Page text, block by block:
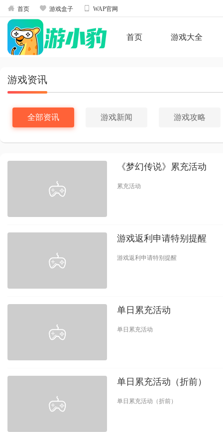
 首页  游戏盒子  WAP官网
首页 游戏大全
游戏资讯
全部资讯 游戏新闻 游戏攻略
《梦幻传说》累充活动
累充活动
游戏返利申请特别提醒
游戏返利申请特别提醒
单日累充活动
单日累充活动
单日累充活动（折前）
单日累充活动（折前）